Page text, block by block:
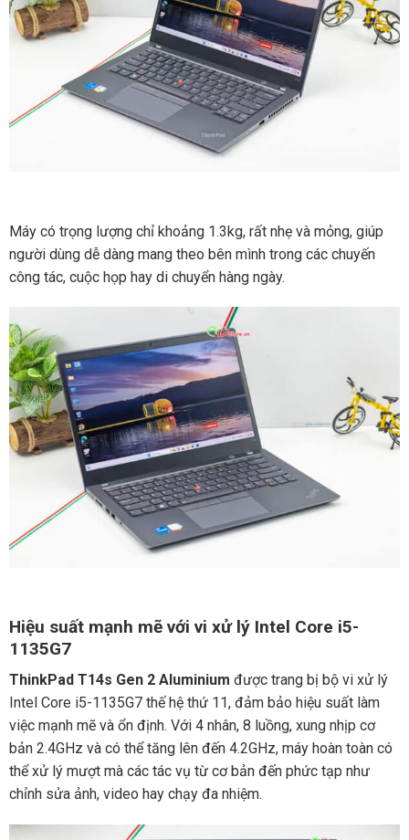
Máy có trọng lượng chỉ khoảng 1.3kg, rất nhẹ và mỏng, giúp
người dùng dễ dàng mang theo bên mình trong các chuyến
công tác, cuộc họp hay di chuyển hàng ngày.
Hiệu suất mạnh mẽ với vi xử lý Intel Core i5-
1135G7
ThinkPad T14s Gen 2 Aluminium được trang bị bộ vi xử lý
Intel Core i5-1135G7 thế hệ thứ 11, đảm bảo hiệu suất làm
việc mạnh mẽ và ổn định. Với 4 nhân, 8 luồng, xung nhịp cơ
bản 2.4GHz và có thể tăng lên đến 4.2GHz, máy hoàn toàn có
thể xử lý mượt mà các tác vụ từ cơ bản đến phức tạp như
chỉnh sửa ảnh, video hay chạy đa nhiệm.